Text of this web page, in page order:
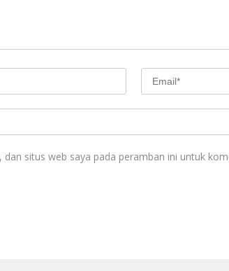
dan situs web saya pada peramban ini untuk